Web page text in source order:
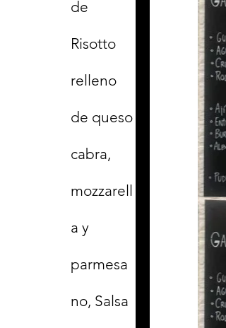
de
Risotto
relleno
de queso
cabra,
mozzarell
a y
parmesa
no, Salsa